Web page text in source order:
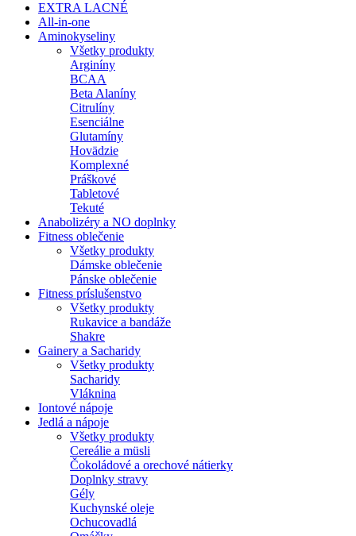
EXTRA LACNÉ
All-in-one
Aminokyseliny
Všetky produkty
Arginíny
BCAA
Beta Alaníny
Citrulíny
Esenciálne
Glutamíny
Hovädzie
Komplexné
Práškové
Tabletové
Tekuté
Anabolizéry a NO doplnky
Fitness oblečenie
Všetky produkty
Dámske oblečenie
Pánske oblečenie
Fitness príslušenstvo
Všetky produkty
Rukavice a bandáže
Shakre
Gainery a Sacharidy
Všetky produkty
Sacharidy
Vláknina
Iontové nápoje
Jedlá a nápoje
Všetky produkty
Cereálie a müsli
Čokoládové a orechové nátierky
Doplnky stravy
Gély
Kuchynské oleje
Ochucovadlá